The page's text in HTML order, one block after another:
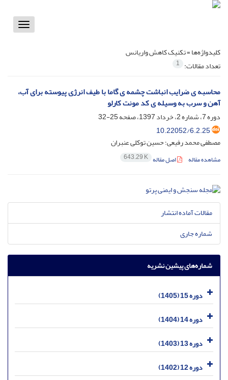
Toggle
کلیدواژه‌ها =تکنیک کاهش واریانس
تعداد مقالات: 1
محاسبه ی ضرایب انباشت چشمه ی گاما با طیف انرژی پیوسته برای آب،
آهن و سرب به وسیله ی کد مونت کارلو
دوره 7، شماره 2، خرداد 1397، صفحه
25-32
10.22052/6.2.25
مصطفی محمد رفیعی؛ حسین توکلی عنبران
مشاهده مقاله اصل مقاله 643.29 K
مقالات آماده انتشار
شماره جاری
شماره‌های پیشین نشریه
دوره 15 (1405)
دوره 14 (1404)
دوره 13 (1403)
دوره 12 (1402)